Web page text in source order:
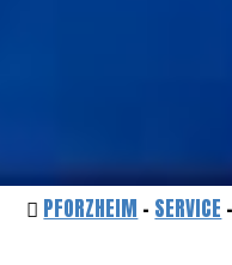
PFORZHEIM - SERVICE -